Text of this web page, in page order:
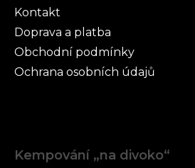
Kontakt
Doprava a platba
Obchodní podmínky
Ochrana osobních údajů
Kempování „na divoko“